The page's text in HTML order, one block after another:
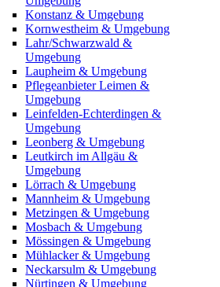
Konstanz & Umgebung
Kornwestheim & Umgebung
Lahr/Schwarzwald &
Umgebung
Laupheim & Umgebung
Pflegeanbieter Leimen &
Umgebung
Leinfelden-Echterdingen &
Umgebung
Leonberg & Umgebung
Leutkirch im Allgäu &
Umgebung
Lörrach & Umgebung
Mannheim & Umgebung
Metzingen & Umgebung
Mosbach & Umgebung
Mössingen & Umgebung
Mühlacker & Umgebung
Neckarsulm & Umgebung
Nürtingen & Umgebung